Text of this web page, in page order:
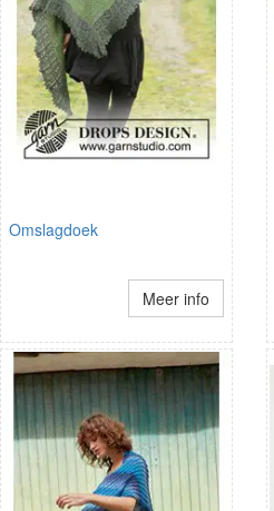
Omslagdoek
Meer info